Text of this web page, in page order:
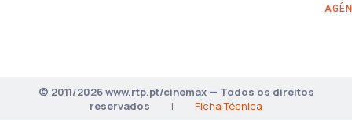
© 2011/2026 www.rtp.pt/cinemax — Todos os direitos
reservados
| Ficha Técnica